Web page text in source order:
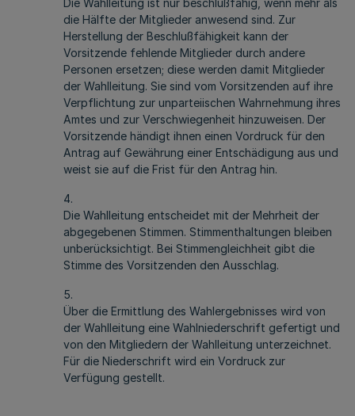
Die Wahlleitung ist nur beschlußfähig, wenn mehr als
die Hälfte der Mitglieder anwesend sind. Zur
Herstellung der Beschlußfähigkeit kann der
Vorsitzende fehlende Mitglieder durch andere
Personen ersetzen; diese werden damit Mitglieder
der Wahlleitung. Sie sind vom Vorsitzenden auf ihre
Verpflichtung zur unparteiischen Wahrnehmung ihres
Amtes und zur Verschwiegenheit hinzuweisen. Der
Vorsitzende händigt ihnen einen Vordruck für den
Antrag auf Gewährung einer Entschädigung aus und
weist sie auf die Frist für den Antrag hin.
4.
Die Wahlleitung entscheidet mit der Mehrheit der
abgegebenen Stimmen. Stimmenthaltungen bleiben
unberücksichtigt. Bei Stimmengleichheit gibt die
Stimme des Vorsitzenden den Ausschlag.
5.
Über die Ermittlung des Wahlergebnisses wird von
der Wahlleitung eine Wahlniederschrift gefertigt und
von den Mitgliedern der Wahlleitung unterzeichnet.
Für die Niederschrift wird ein Vordruck zur
Verfügung gestellt.